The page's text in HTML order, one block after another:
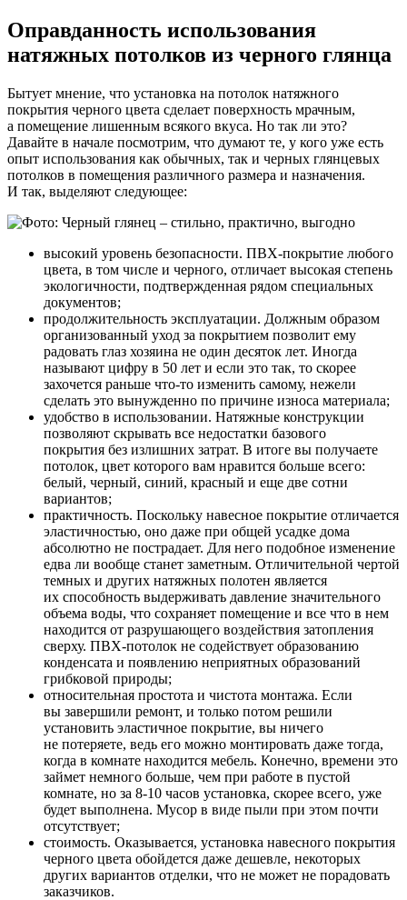
Оправданность использования
натяжных потолков из черного глянца
Бытует мнение, что установка на потолок натяжного
покрытия черного цвета сделает поверхность мрачным,
а помещение лишенным всякого вкуса. Но так ли это?
Давайте в начале посмотрим, что думают те, у кого уже есть
опыт использования как обычных, так и черных глянцевых
потолков в помещения различного размера и назначения.
И так, выделяют следующее:
высокий уровень безопасности. ПВХ-покрытие любого
цвета, в том числе и черного, отличает высокая степень
экологичности, подтвержденная рядом специальных
документов;
продолжительность эксплуатации. Должным образом
организованный уход за покрытием позволит ему
радовать глаз хозяина не один десяток лет. Иногда
называют цифру в 50 лет и если это так, то скорее
захочется раньше что-то изменить самому, нежели
сделать это вынужденно по причине износа материала;
удобство в использовании. Натяжные конструкции
позволяют скрывать все недостатки базового
покрытия без излишних затрат. В итоге вы получаете
потолок, цвет которого вам нравится больше всего:
белый, черный, синий, красный и еще две сотни
вариантов;
практичность. Поскольку навесное покрытие отличается
эластичностью, оно даже при общей усадке дома
абсолютно не пострадает. Для него подобное изменение
едва ли вообще станет заметным. Отличительной чертой
темных и других натяжных полотен является
их способность выдерживать давление значительного
объема воды, что сохраняет помещение и все что в нем
находится от разрушающего воздействия затопления
сверху. ПВХ-потолок не содействует образованию
конденсата и появлению неприятных образований
грибковой природы;
относительная простота и чистота монтажа. Если
вы завершили ремонт, и только потом решили
установить эластичное покрытие, вы ничего
не потеряете, ведь его можно монтировать даже тогда,
когда в комнате находится мебель. Конечно, времени это
займет немного больше, чем при работе в пустой
комнате, но за 8-10 часов установка, скорее всего, уже
будет выполнена. Мусор в виде пыли при этом почти
отсутствует;
стоимость. Оказывается, установка навесного покрытия
черного цвета обойдется даже дешевле, некоторых
других вариантов отделки, что не может не порадовать
заказчиков.